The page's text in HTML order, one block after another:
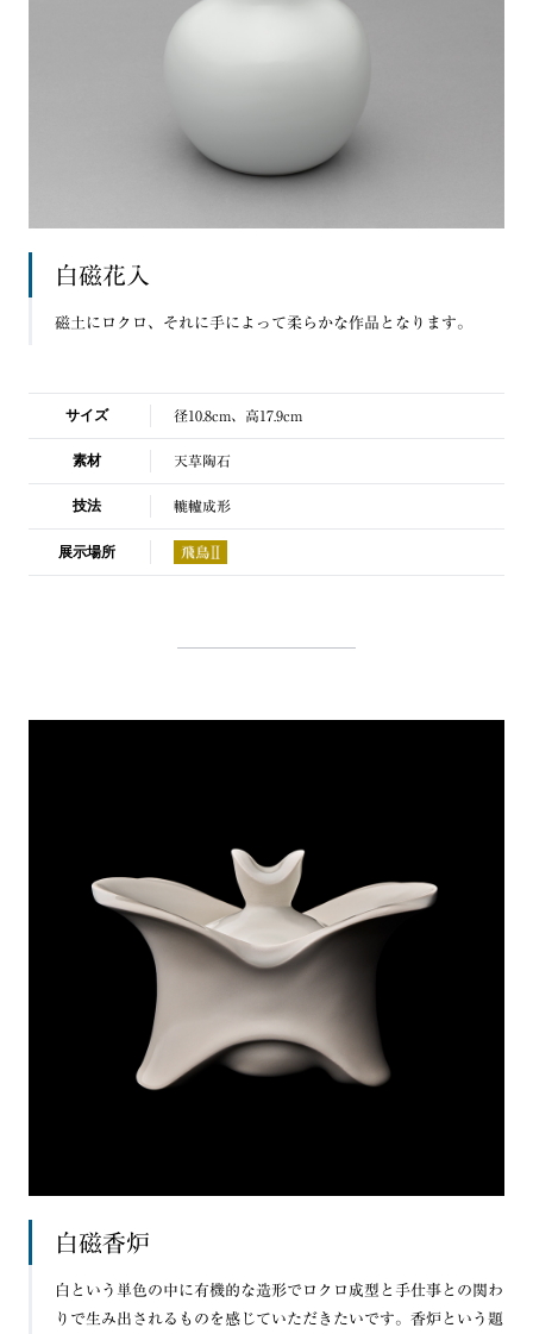
白磁花入
磁土にロクロ、それに手によって柔らかな作品となります。
サイズ 径10.8cm、高17.9cm
素材 天草陶石
技法 轆轤成形
展示場所
白磁香炉
白という単色の中に有機的な造形でロクロ成型と手仕事との関わ
りで生み出されるものを感じていただきたいです。香炉という題